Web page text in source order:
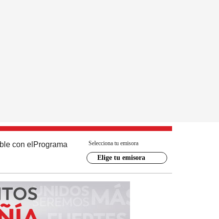
con el Programa Selecciona tu emisora
Elige tu emisora